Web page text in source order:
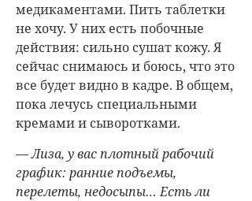
медикаментами. Пить таблетки
не хочу. У них есть побочные
действия: сильно сушат кожу. Я
сейчас снимаюсь и боюсь, что это
все будет видно в кадре. В общем,
пока лечусь специальными
кремами и сыворотками.
— Лиза, у вас плотный рабочий
график: ранние подъемы,
перелеты, недосыпы… Есть ли